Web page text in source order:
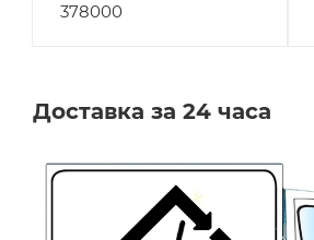
378000
Доставка за 24 часа